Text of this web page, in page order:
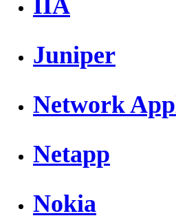
IIA
Juniper
Network
Netapp
Nokia